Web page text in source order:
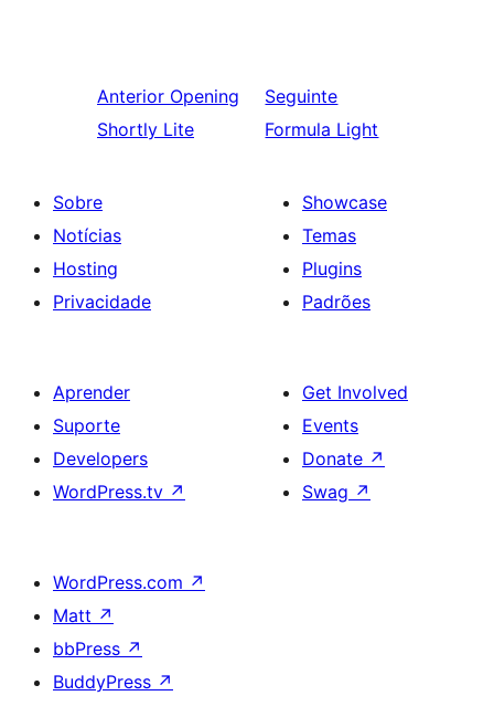
Anterior Opening
Shortly Lite
Seguinte
Formula Light
Sobre
Notícias
Hosting
Privacidade
Showcase
Temas
Plugins
Padrões
Aprender
Suporte
Developers
WordPress.tv ↗
Get Involved
Events
Donate ↗
Swag ↗
WordPress.com ↗
Matt ↗
bbPress ↗
BuddyPress ↗